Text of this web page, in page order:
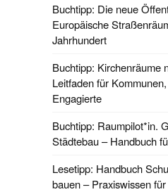
Buchtipp: Die neue
Europäische
Jahrhundert
Buchtipp: Kirchenräume
Leitfaden für
Engagierte
Buchtipp: Raumpilot*in.
Städtebau – Handbuch
Lesetipp: Handbuch
bauen – Praxiswissen